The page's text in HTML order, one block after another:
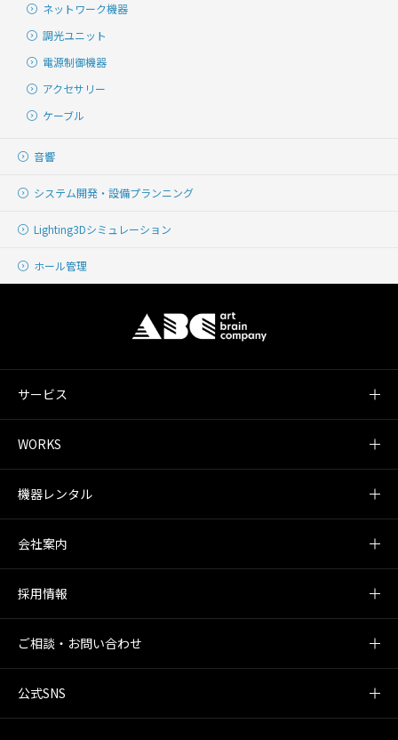
ネットワーク機器
調光ユニット
電源制御機器
アクセサリー
ケーブル
音響
システム開発・ 設備プランニング
Lighting3Dシミュレーション
ホール管理
サービス
WORKS
機器レンタル
会社案内
採用情報
ご相談・お問い合わせ
公式SNS